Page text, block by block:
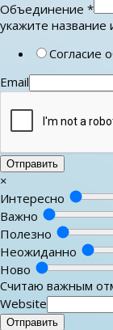
Объединение *
укажите
Согласие
Email
Отправить
×
Интересно
Важно
Полезно
Неожиданно
Ново
Считаю важным
Website
Отправить